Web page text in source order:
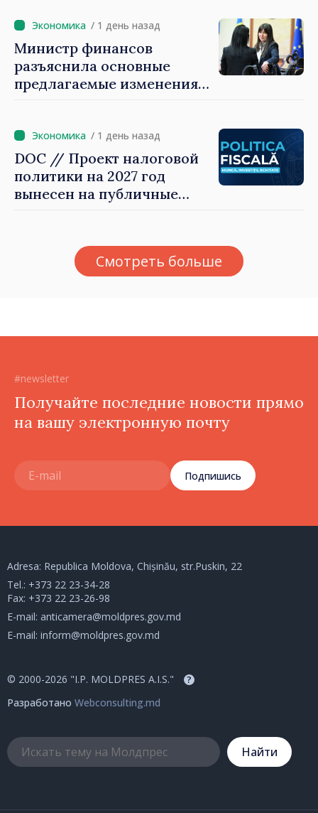
/ 1 день назад
Министр финансов
разъяснила основные
предлагаемые изменения
налогу
/ 1 день назад
DOC // Проект налоговой
политики на 2027 год
вынесен на публичные
Смотреть больше
#newsletter
Получайте последние новости прямо
на вашу электронную почту
Подпишись
Adresa: Republica Moldova, Chișinău, str.Puskin, 22
Tel.: +373 22 23-34-28
Fax: +373 22 23-26-98
E-mail: anticamera@moldpres.gov.md
E-mail: inform@moldpres.gov.md
© 2000-2026 "I.P. MOLDPRES A.I.S." ?
Разработано Webconsulting.md
Hайти